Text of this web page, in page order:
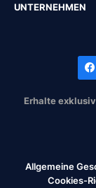
UNTERNEHMEN
Erhalte
Allgemeine
Cookies-